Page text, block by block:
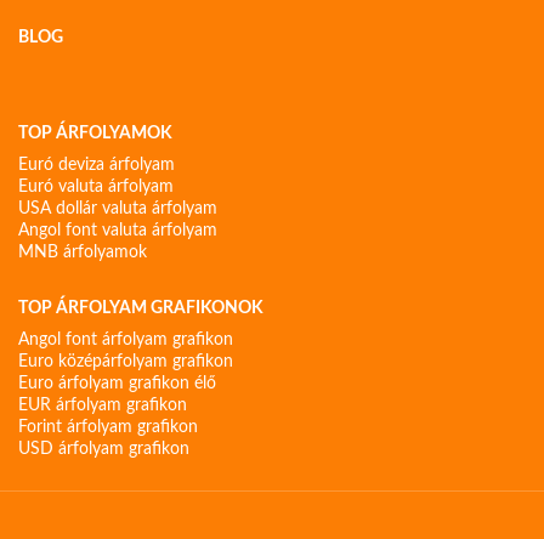
BLOG
TOP ÁRFOLYAMOK
Euró deviza árfolyam
Euró valuta árfolyam
USA dollár valuta árfolyam
Angol font valuta árfolyam
MNB árfolyamok
TOP ÁRFOLYAM GRAFIKONOK
Angol font árfolyam grafikon
Euro középárfolyam grafikon
Euro árfolyam grafikon élő
EUR árfolyam grafikon
Forint árfolyam grafikon
USD árfolyam grafikon